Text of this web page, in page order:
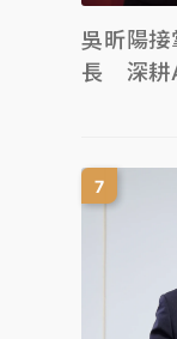
吳昕陽
長 深耕